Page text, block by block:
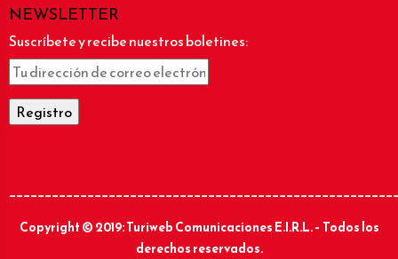
NEWSLETTER
Suscríbete y recibe nuestros boletines:
Copyright © 2019: Turiweb Comunicaciones E.I.R.L. – Todos los
derechos reservados.